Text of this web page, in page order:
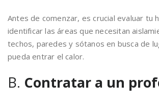
Antes de comenzar, es crucial evaluar tu
identificar las áreas que necesitan
techos, paredes y sótanos en busca de
pueda entrar el calor.
B. Contratar a un